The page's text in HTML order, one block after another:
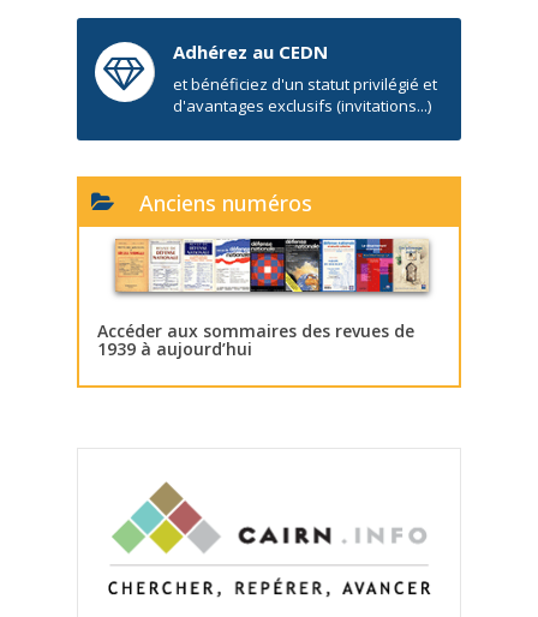
Adhérez au CEDN
et bénéficiez d'un statut privilégié et
d'avantages exclusifs (invitations...)
Anciens numéros
Accéder aux sommaires des revues de
1939 à aujourd’hui